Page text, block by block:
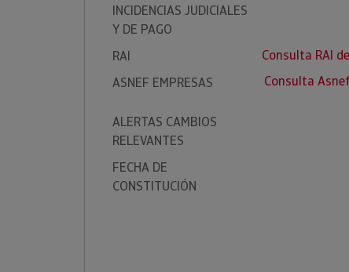
INCIDENCIAS JUDICIALES
Y DE PAGO
RAI
Consulta RAI
ASNEF EMPRESAS
Consulta Asnef
ALERTAS CAMBIOS
RELEVANTES
FECHA DE
CONSTITUCIÓN